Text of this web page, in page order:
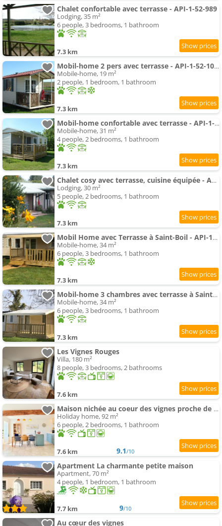
Chalet confortable avec terrasse - API-1-52-989
Lodging, 35 m²
6 people, 3 bedrooms, 1 bathroom
7.3 km
Mobil-home 2 pers avec terrasse - API-1-52-1054
Mobile-home, 19 m²
2 people, 1 bedroom, 1 bathroom
7.3 km
Mobil-home confortable avec terrasse - API-1-52-1059
Mobile-home, 31 m²
4 people, 2 bedrooms, 1 bathroom
7.3 km
Chalet cosy avec terrasse, cuisine équipée - API-1-52-1123
Lodging, 30 m²
5 people, 2 bedrooms, 1 bathroom
7.3 km
Mobil Home avec Terrasse à Saint-Boil - API-1-52-1145
Mobile-home, 34 m²
6 people, 3 bedrooms, 1 bathroom
7.3 km
Mobil-home 3 chambres avec terrasse à Saint-Boil - API-1-52-1174
Mobile-home, 34 m²
6 people, 3 bedrooms, 1 bathroom
7.3 km
Les Vignes Rouges
Villa, 180 m²
8 people, 3 bedrooms, 2 bathrooms
7.6 km
Maison nichée au coeur des vignes proche de Givry
Holiday home, 92 m²
6 people, 2 bedrooms, 1 bathroom
7.6 km 9.1/10
Apartment La charmante petite maison
Apartment, 70 m²
4 people, 1 bedroom, 1 bathroom
7.7 km 9/10
Au cœur des vignes